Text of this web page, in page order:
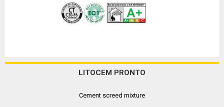
LITOCEM PRONTO
Cement screed mixture